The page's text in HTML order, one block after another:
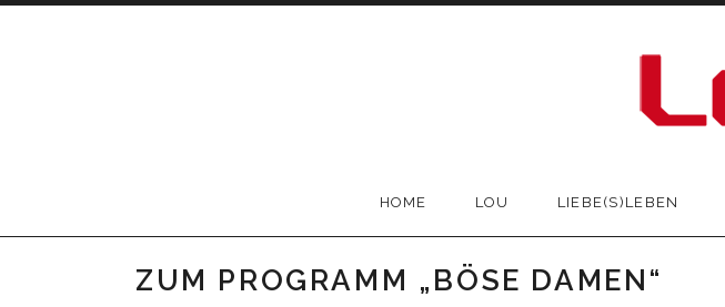
HOME LOU LIEBE(S)LEBEN
ZUM PROGRAMM „BÖSE DAMEN“